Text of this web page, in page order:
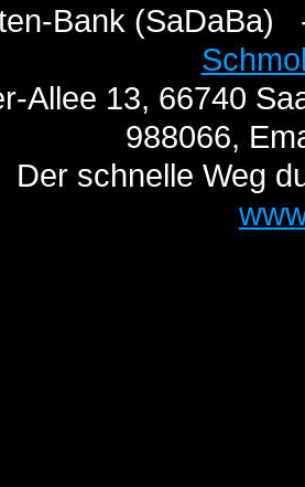
Bank
Allee 13, 66740
988066,
Der schnelle Weg